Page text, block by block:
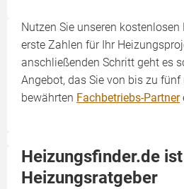
Nutzen Sie unseren kostenlosen
erste Zahlen für Ihr
anschließenden Schritt geht es
Angebot, das Sie von bis zu fünf
bewährten Fachbetriebs-Partner
Heizungsfinder.de
Heizungsratgeber